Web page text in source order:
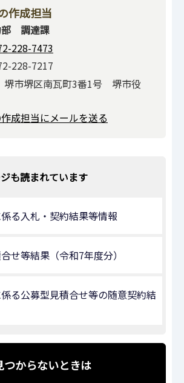
作成担当
調達課
228-7473
228-7217
市堺区南瓦町3番1号 堺市役
成担当にメールを送る
も読まれています
る入札・契約結果等情報
せ等結果（令和7年度分）
る公募型見積合せ等の随意契約結
つからないときは